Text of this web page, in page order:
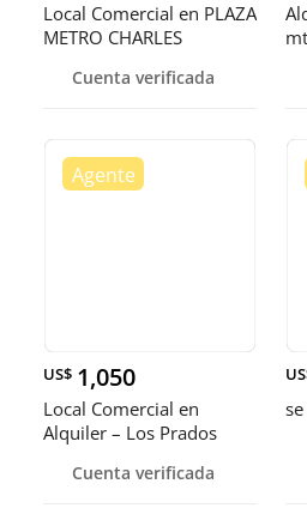
Local Comercial en PLAZA
METRO CHARLES
Cuenta verificada
US$ 1,050
Local Comercial en
Alquiler – Los Prados
Cuenta verificada